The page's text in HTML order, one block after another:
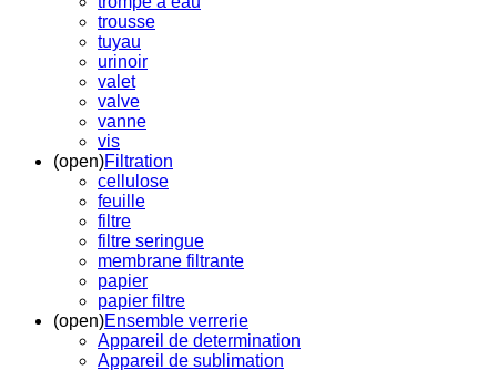
trousse
tuyau
urinoir
valet
valve
vanne
vis
(open)Filtration
cellulose
feuille
filtre
filtre seringue
membrane filtrante
papier
papier filtre
(open)Ensemble verrerie
Appareil de determination
Appareil de sublimation